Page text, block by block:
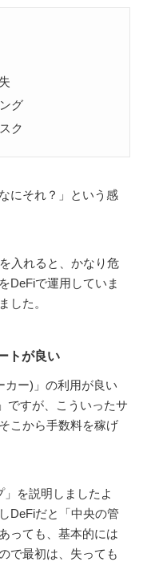
グ
ク
にそれ？」という感
入れると、かなり危
DeFiで運用していま
した。
トが良い
カー)」の利用が良い
ですが、こういったサ
こから手数料を稼げ
を説明しましたよ
DeFiだと「中央の管
っても、基本的には
で最初は、失っても